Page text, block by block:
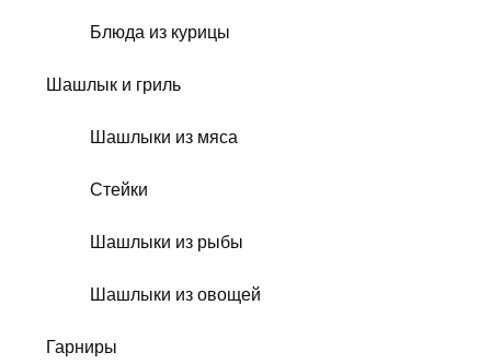
Блюда из курицы
Шашлык и гриль
Шашлыки из мяса
Стейки
Шашлыки из рыбы
Шашлыки из овощей
Гарниры